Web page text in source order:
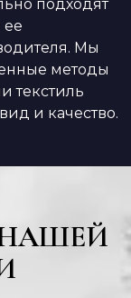
подходят
ее
Мы
методы
текстиль
и качество.